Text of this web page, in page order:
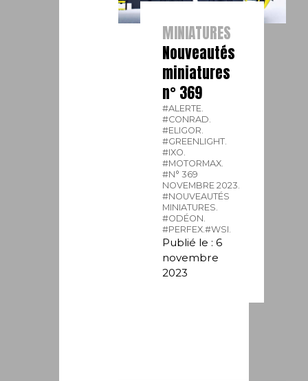
MINIATURES
Nouveautés
miniatures
n° 369
#ALERTE.
#CONRAD.
#ELIGOR.
#GREENLIGHT.
#IXO.
#MOTORMAX.
#N° 369
NOVEMBRE 2023.
#NOUVEAUTÉS
MINIATURES.
#ODÉON.
#PERFEX. #WSI.
Publié le : 6
novembre
2023